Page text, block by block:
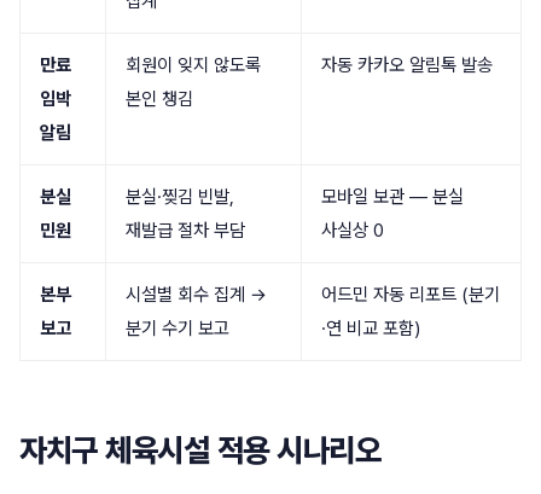
만료
임박
알림
회원이 잊지 않도록
본인 챙김
자동 카카오 알림톡 발송
분실
민원
분실·찢김 빈발,
재발급 절차 부담
모바일 보관 — 분실
사실상 0
본부
보고
시설별 회수 집계 →
분기 수기 보고
어드민 자동 리포트 (분기
·연 비교 포함)
자치구 체육시설 적용 시나리오